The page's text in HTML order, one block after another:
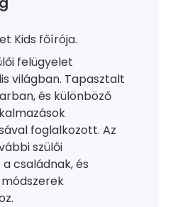
Kids főírója.
felügyelet
világban. Tapasztalt
és különböző
foglalkozott. Az
szülői
családnak, és